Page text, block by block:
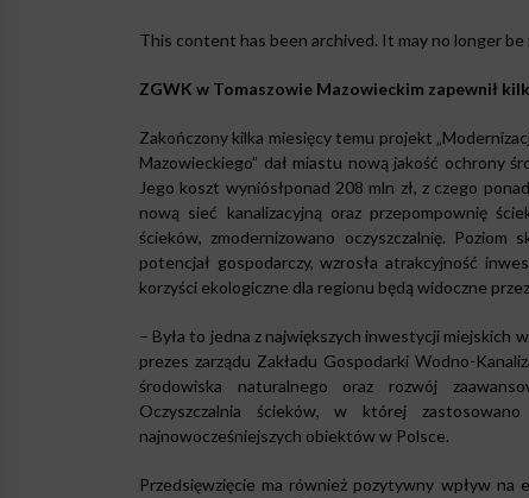
This content has been archived. It may no longer be
ZGWK w Tomaszowie Mazowieckim zapewnił
Zakończony kilka miesięcy temu projekt
Mazowieckiego” dał miastu nową jakość ochrony
Jego koszt wyniósłponad 208 mln zł, z czego
nową sieć kanalizacyjną oraz przepompownię
ścieków, zmodernizowano oczyszczalnię. Poziom
potencjał gospodarczy, wzrosła atrakcyjność
korzyści ekologiczne dla regionu będą widoczne
– Była to jedna z największych inwestycji miejskich
prezes zarządu Zakładu Gospodarki Wodno-
środowiska naturalnego oraz rozwój
Oczyszczalnia ścieków, w której
najnowocześniejszych obiektów w Polsce.
Przedsięwzięcie ma również pozytywny wpływ na